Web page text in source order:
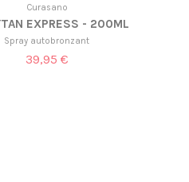
Curasano
EXPRESS - 200ML
Spray autobronzant
39,95 €